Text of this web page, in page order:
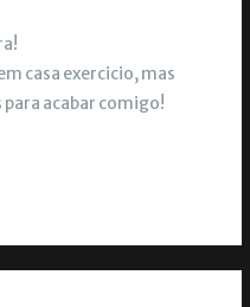
casa exercicio, mas
acabar comigo!